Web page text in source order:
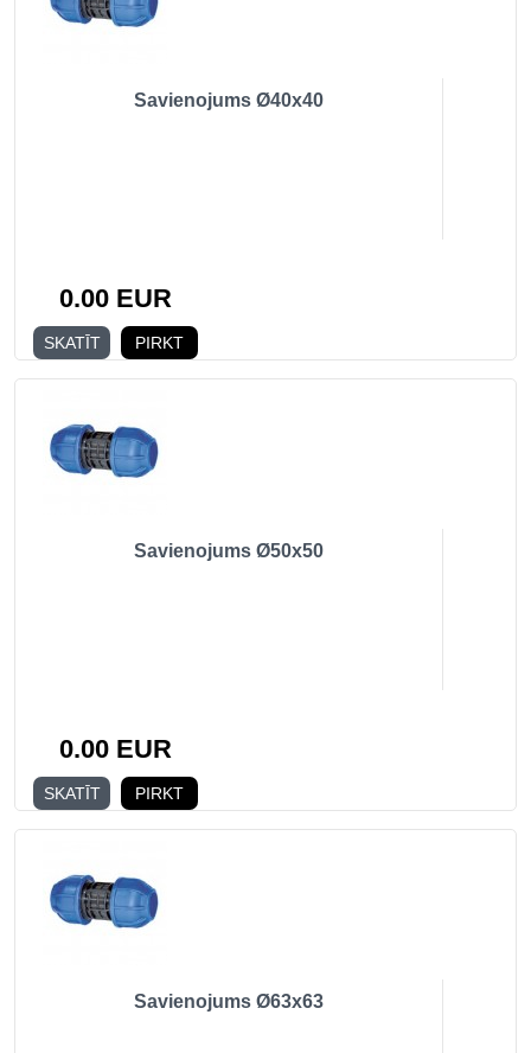
Savienojums Ø40x40
0.00 EUR
SKATĪT PIRKT
Savienojums Ø50x50
0.00 EUR
SKATĪT PIRKT
Savienojums Ø63x63